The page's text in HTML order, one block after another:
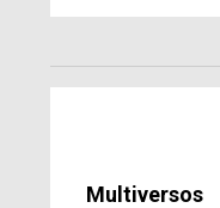
Multiversos